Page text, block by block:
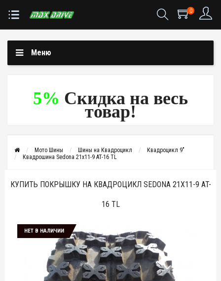
0
Меню
5% Скидка на весь
товар!
Мото Шины Шины на Квадроцикл
Квадроцикл 9"
Квадрошина Sedona 21x11-9 AT-16 TL
КУПИТЬ ПОКРЫШКУ НА КВАДРОЦИКЛ SEDONA 21X11-9 AT-
16 TL
НЕТ В НАЛИЧИИ